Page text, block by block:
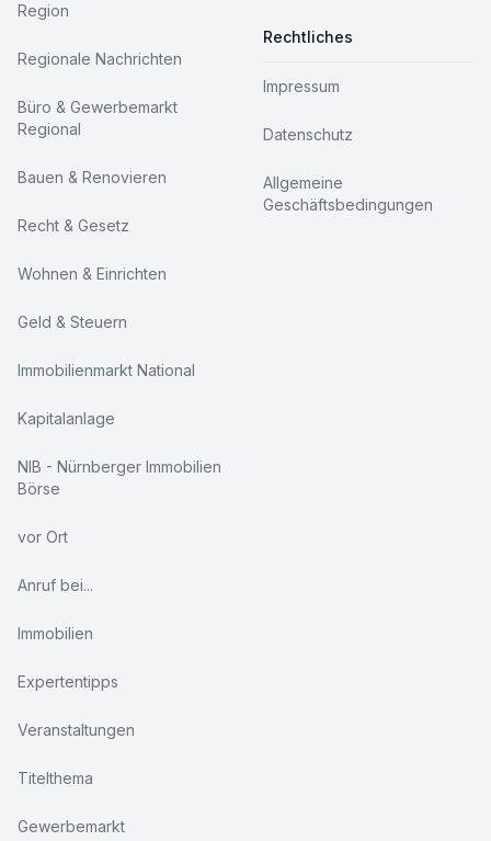
Region
Regionale Nachrichten
Büro & Gewerbemarkt
Regional
Bauen & Renovieren
Recht & Gesetz
Wohnen & Einrichten
Geld & Steuern
Immobilienmarkt National
Kapitalanlage
NIB - Nürnberger Immobilien
Börse
vor Ort
Anruf bei...
Immobilien
Expertentipps
Veranstaltungen
Titelthema
Gewerbemarkt
Rechtliches
Impressum
Datenschutz
Allgemeine
Geschäftsbedingungen